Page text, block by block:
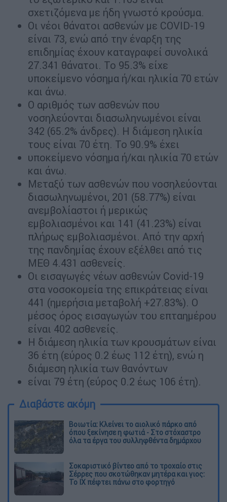
σχετιζόμενα με ήδη γνωστό κρούσμα.
Οι νέοι θάνατοι ασθενών με COVID-19
είναι 73, ενώ από την έναρξη της
επιδημίας έχουν καταγραφεί συνολικά
27.341 θάνατοι. Το 95.3% είχε
υποκείμενο νόσημα ή/και ηλικία 70 ετών
και άνω.
Ο αριθμός των ασθενών που
νοσηλεύονται διασωληνωμένοι είναι
342 (65.2% άνδρες). Η διάμεση ηλικία
τους είναι 70 έτη. To 90.9% έχει
υποκείμενο νόσημα ή/και ηλικία 70 ετών
και άνω.
Μεταξύ των ασθενών που νοσηλεύονται
διασωληνωμένοι, 201 (58.77%) είναι
ανεμβολίαστοι ή μερικώς
εμβολιασμένοι και 141 (41.23%) είναι
πλήρως εμβολιασμένοι. Από την αρχή
της πανδημίας έχουν εξέλθει από τις
ΜΕΘ 4.431 ασθενείς.
Οι εισαγωγές νέων ασθενών Covid-19
στα νοσοκομεία της επικράτειας είναι
441 (ημερήσια μεταβολή +27.83%). Ο
μέσος όρος εισαγωγών του επταημέρου
είναι 402 ασθενείς.
Η διάμεση ηλικία των κρουσμάτων είναι
36 έτη (εύρος 0.2 έως 112 έτη), ενώ η
διάμεση ηλικία των θανόντων
είναι 79 έτη (εύρος 0.2 έως 106 έτη).
Διαβάστε ακόμη
Βοιωτία: Κλείνει το αιολικό πάρκο από
όπου ξεκίνησε η φωτιά - Στο στόχαστρο
όλα τα έργα του συλληφθέντα δημάρχου
Σοκαριστικό βίντεο από το τροχαίο στις
Σέρρες που σκοτώθηκαν μητέρα και γιος:
Το ΙΧ πέφτει πάνω στο φορτηγό